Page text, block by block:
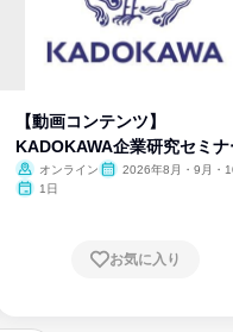
【動画コンテンツ】
KADOKAWA企業研究セミナ
オンライン
2026年8月・9月・
1日
お気に入り